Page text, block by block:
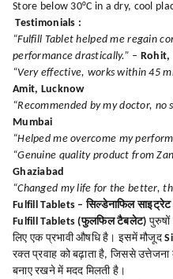
Store below 30°C in a dry, cool
Testimonials :
“Fulfill Tablet helped me regain
performance drastically.” – Rohit,
“Very effective, works within 45
Amit, Lucknow
“Recommended by my doctor, no
Mumbai
“Helped me overcome my
“Genuine quality product from
Ghaziabad
“Changed my life for the better,
Fulfill Tablets – सिल्डेनाफिल
Fulfill Tablets (फुलफिल टैबलेट)
लिए एक प्रभावी औषधि है। इसमें मौजूद
रक्त प्रवाह को बढ़ाता है, जिससे
बनाए रखने में मदद मिलती है।